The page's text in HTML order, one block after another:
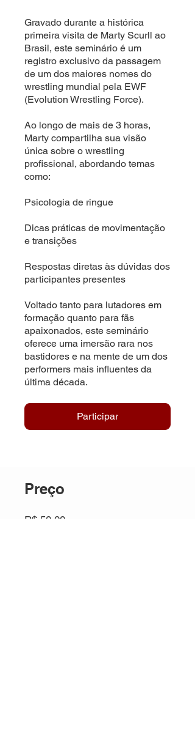
Gravado durante a histórica
primeira visita de Marty Scurll ao
Brasil, este seminário é um
registro exclusivo da passagem
de um dos maiores nomes do
wrestling mundial pela EWF
(Evolution Wrestling Force).
Ao longo de mais de 3 horas,
Marty compartilha sua visão
única sobre o wrestling
profissional, abordando temas
como:
Psicologia de ringue
Dicas práticas de movimentação
e transições
Respostas diretas às dúvidas dos
participantes presentes
Voltado tanto para lutadores em
formação quanto para fãs
apaixonados, este seminário
oferece uma imersão rara nos
bastidores e na mente de um dos
performers mais influentes da
última década.
Participar
Preço
R$ 50,00